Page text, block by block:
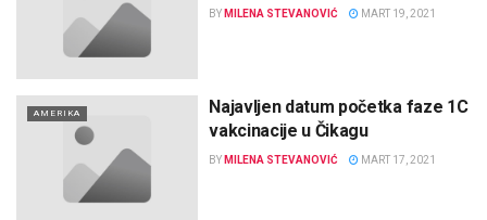
BY MILENA STEVANOVIĆ MART 19, 2021
AMERIKA
Najavljen datum početka faze 1C
vakcinacije u Čikagu
BY MILENA STEVANOVIĆ MART 17, 2021